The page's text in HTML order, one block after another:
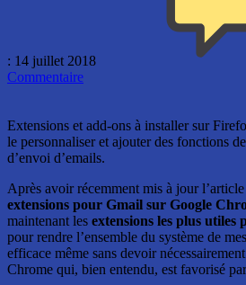
: 14 juillet 2018
Commentaire
Extensions et add-ons à installer sur
le personnaliser et ajouter des fonctions
d’envoi d’emails.
Après avoir récemment mis à jour l’article
extensions pour Gmail sur Google
maintenant les extensions les plus
pour rendre l’ensemble du système de
efficace même sans devoir
Chrome qui, bien entendu, est favorisé